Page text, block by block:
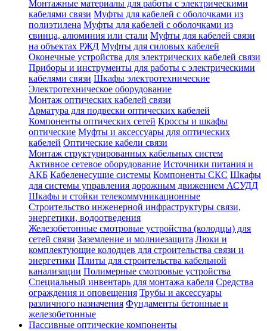
Монтажные материалы для работы с электрическими
кабелями связи Муфты для кабелей с оболочками из
полиэтилена Муфты для кабелей с оболочками из
свинца, алюминия или стали Муфты для кабелей связи
на объектах РЖД Муфты для силовых кабелей
Оконечные устройства для электрических кабелей связи
Приборы и инструменты для работы с электрическими
кабелями связи Шкафы электротехнические
Электротехническое оборудование
Монтаж оптических кабелей связи
Арматура для подвески оптических кабелей
Компоненты оптических сетей Кроссы и шкафы
оптические Муфты и аксессуары для оптических
кабелей Оптические кабели связи
Монтаж структурированных кабельных систем
Активное сетевое оборудование Источники питания и
АКБ Кабеленесущие системы Компоненты СКС Шкафы
для системы управления дорожным движением АСУДД
Шкафы и стойки телекоммуникационные
Строительство инженерной инфраструктуры связи,
энергетики, водоотведения
Железобетонные смотровые устройства (колодцы) для
сетей связи Заземление и молниезащита Люки и
комплектующие колодцев для строительства связи и
энергетики Плиты для строительства кабельной
канализации Полимерные смотровые устройства
Специальный инвентарь для монтажа кабеля Средства
ограждения и оповещения Трубы и аксессуары
различного назначения Фундаменты бетонные и
железобетонные
Пассивные оптические компоненты